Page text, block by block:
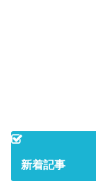
新着記事